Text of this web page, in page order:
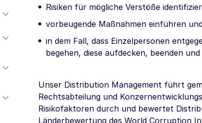
Risiken für mögliche Verstöße
vorbeugende Maßnahmen einführen
in dem Fall, dass Einzelpersonen
begehen, diese aufdecken, beenden
Unser Distribution Management führt
Rechtsabteilung und
Risikofaktoren durch und bewertet
Länderbewertung des World Corruption